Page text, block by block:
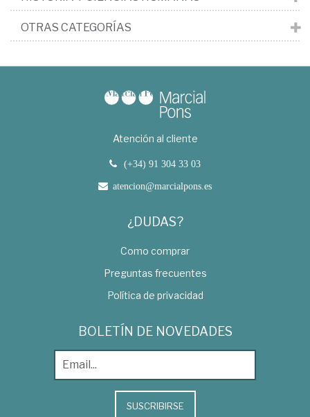
OTRAS CATEGORÍAS
Atención al cliente
(+34) 91 304 33 03
atencion@marcialpons.es
¿DUDAS?
Como comprar
Preguntas frecuentes
Política de privacidad
BOLETÍN DE NOVEDADES
SUSCRIBIRSE